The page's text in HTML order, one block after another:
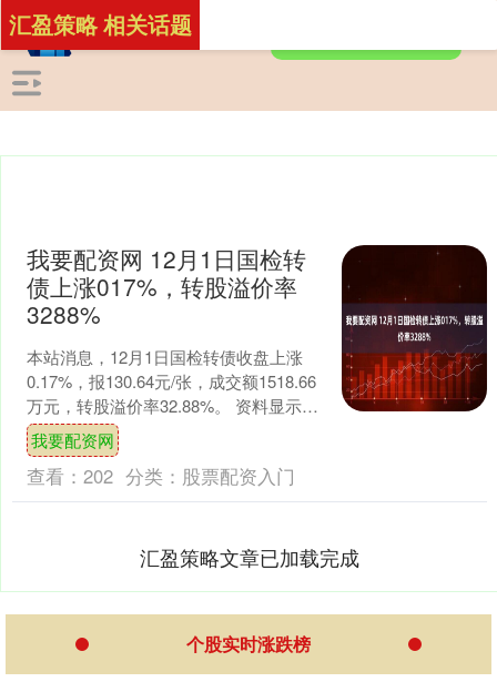
汇盈策略 相关话题
我要配资网 12月1日国检转
债上涨017%，转股溢价率
3288%
本站消息，12月1日国检转债收盘上涨
0.17%，报130.64元/张，成交额1518.66
万元，转股溢价率32.88%。 资料显示，
国检转债信用级别为“AA+”....
我要配资网
查看： 202 分类： 股票配资入门
汇盈策略文章已加载完成
个股实时涨跌榜